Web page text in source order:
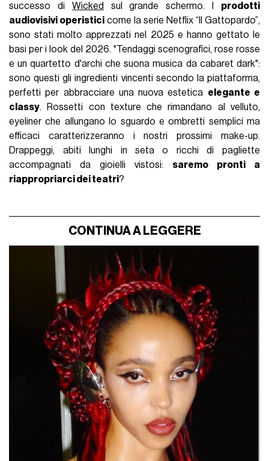
successo di Wicked sul grande schermo. I prodotti
audiovisivi operistici come la serie Netflix “Il Gattopardo”,
sono stati molto apprezzati nel 2025 e hanno gettato le
basi per i look del 2026. "Tendaggi scenografici, rose rosse
e un quartetto d'archi che suona musica da cabaret dark":
sono questi gli ingredienti vincenti secondo la piattaforma,
perfetti per abbracciare una nuova estetica elegante e
classy. Rossetti con texture che rimandano al velluto,
eyeliner che allungano lo sguardo e ombretti semplici ma
efficaci caratterizzeranno i nostri prossimi make-up.
Drappeggi, abiti lunghi in seta o ricchi di pagliette
accompagnati da gioielli vistosi: saremo pronti a
riappropriarci dei teatri?
CONTINUA A LEGGERE